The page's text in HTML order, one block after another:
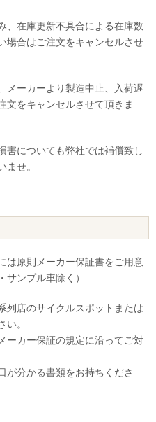
、在庫更新不具合による在庫数
場合はご注文をキャンセルさせ
メーカーより製造中止、入荷遅
文をキャンセルさせて頂きま
害についても弊社では補償致し
せ。
は原則メーカー保証書をご用意
ンプル車除く）
列店のサイクルスポットまたは
。
ーカー保証の規定に沿ってご対
が分かる書類をお持ちくださ